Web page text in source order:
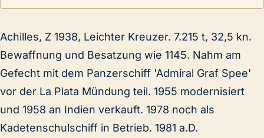
Achilles, Z 1938, Leichter Kreuzer. 7.215 t, 32,5 kn.
Bewaffnung und Besatzung wie 1145. Nahm am
Gefecht mit dem Panzerschiff 'Admiral Graf Spee'
vor der La Plata Mündung teil. 1955 modernisiert
und 1958 an Indien verkauft. 1978 noch als
Kadetenschulschiff in Betrieb. 1981 a.D.